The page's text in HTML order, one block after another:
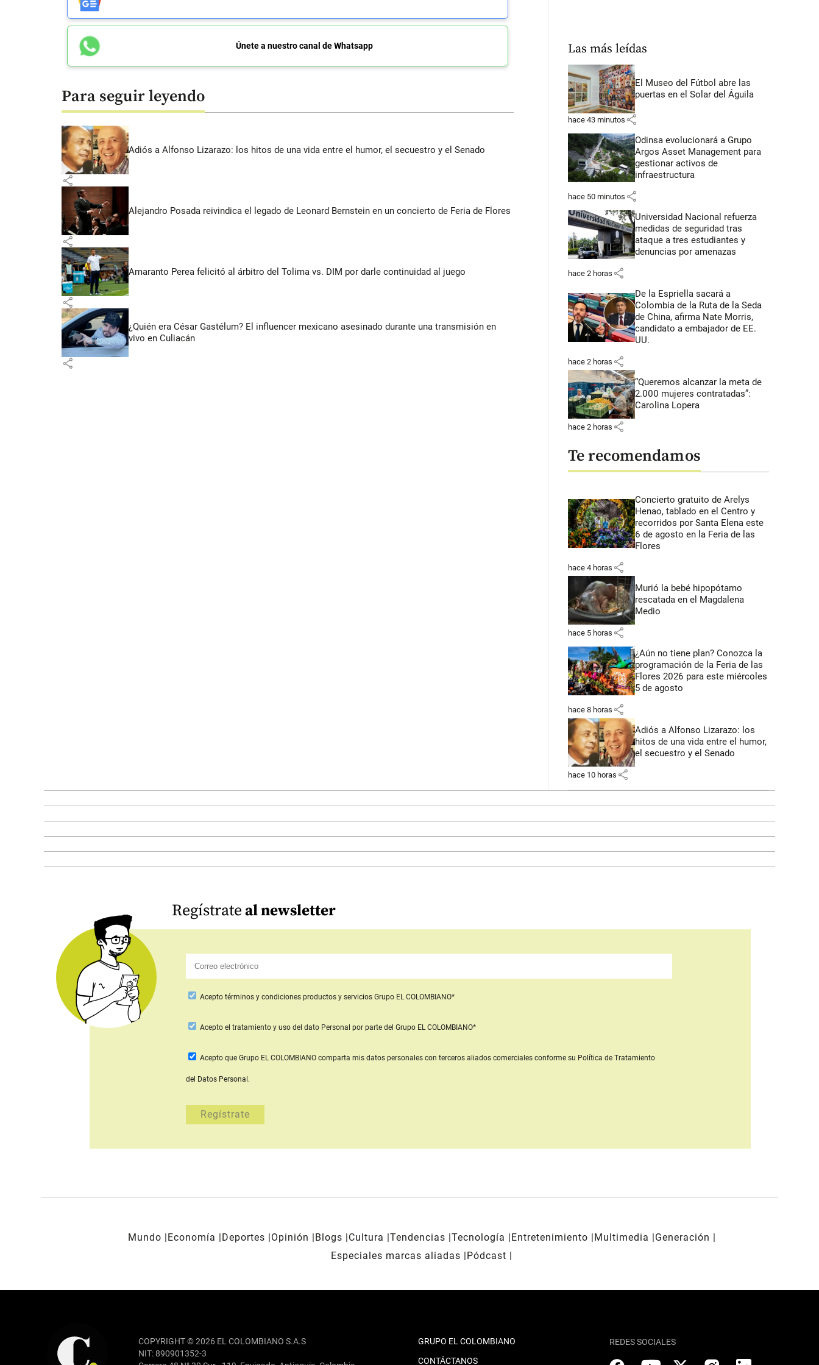
Únete a nuestro canal de Whatsapp
Para seguir leyendo
Adiós a Alfonso Lizarazo: los hitos de una vida entre el humor, el secuestro y el Senado
share
Alejandro Posada reivindica el legado de Leonard Bernstein en un concierto de Feria de Flores
share
Amaranto Perea felicitó al árbitro del Tolima vs. DIM por darle continuidad al juego
share
¿Quién era César Gastélum? El influencer mexicano asesinado durante una transmisión en
vivo en Culiacán
share
Las más leídas
El Museo del Fútbol abre las
puertas en el Solar del Águila
hace 43 minutos share
Odinsa evolucionará a Grupo
Argos Asset Management para
gestionar activos de
infraestructura
hace 50 minutos share
Universidad Nacional refuerza
medidas de seguridad tras
ataque a tres estudiantes y
denuncias por amenazas
hace 2 horas share
De la Espriella sacará a
Colombia de la Ruta de la Seda
de China, afirma Nate Morris,
candidato a embajador de EE.
UU.
hace 2 horas share
“Queremos alcanzar la meta de
2.000 mujeres contratadas”:
Carolina Lopera
hace 2 horas share
Te recomendamos
Concierto gratuito de Arelys
Henao, tablado en el Centro y
recorridos por Santa Elena este
6 de agosto en la Feria de las
Flores
hace 4 horas share
Murió la bebé hipopótamo
rescatada en el Magdalena
Medio
hace 5 horas share
¿Aún no tiene plan? Conozca la
programación de la Feria de las
Flores 2026 para este miércoles
5 de agosto
hace 8 horas share
Adiós a Alfonso Lizarazo: los
hitos de una vida entre el humor,
el secuestro y el Senado
hace 10 horas share
Regístrateal newsletter
Acepto términos y condiciones productos y servicios Grupo EL COLOMBIANO*
Aceptoel tratamiento y uso del dato Personal por parte del Grupo EL COLOMBIANO*
Acepto que Grupo EL COLOMBIANO comparta mis datos personales con terceros aliados comercialesconforme su Política de Tratamiento
del Datos Personal.
Mundo Economía Deportes Opinión Blogs Cultura Tendencias Tecnología Entretenimiento Multimedia
Generación
Especiales marcas aliadas
Pódcast
COPYRIGHT © 2026 EL COLOMBIANO S.A.S
NIT: 890901352-3
GRUPO EL COLOMBIANO
CONTÁCTANOS
REDES SOCIALES